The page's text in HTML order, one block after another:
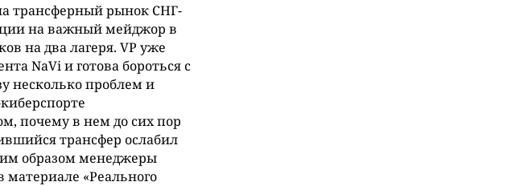
трансферный рынок СНГ-
на важный мейджор в
на два лагеря. VP уже
NaVi и готова бороться с
несколько проблем и
почему в нем до сих пор
трансфер ослабил
образом менеджеры
материале «Реального